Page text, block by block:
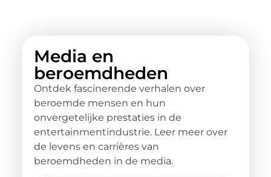
Media en
beroemdheden
Ontdek fascinerende verhalen over
beroemde mensen en hun
onvergetelijke prestaties in de
entertainmentindustrie. Leer meer over
de levens en carrières van
beroemdheden in de media.